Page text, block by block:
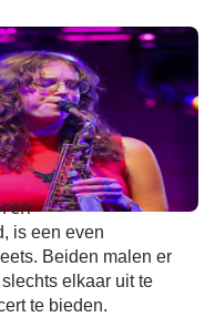
is een even
Beiden malen er
elkaar uit te
te bieden.